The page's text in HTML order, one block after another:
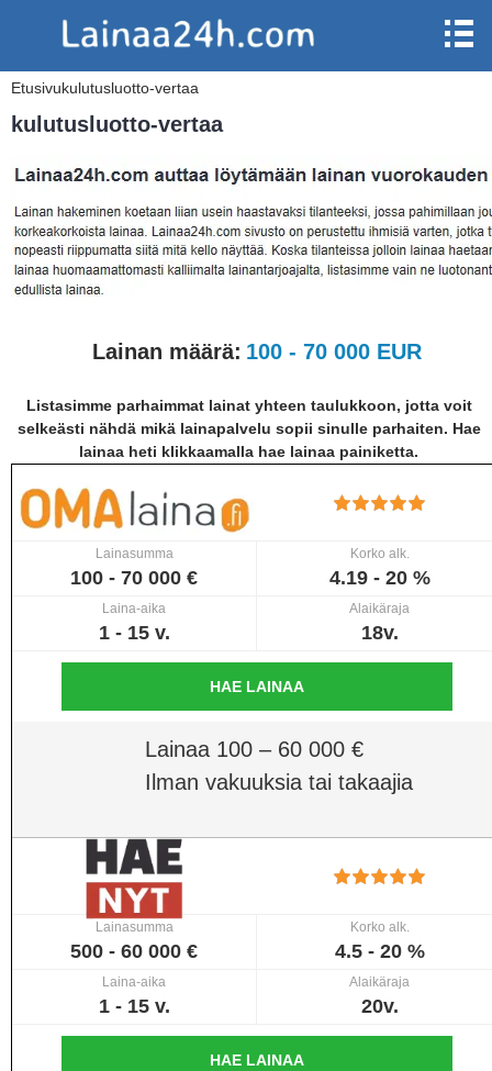
Etusivukulutusluotto-vertaa
kulutusluotto-vertaa
Lainan määrä: 100 - 70 000 EUR
Listasimme parhaimmat lainat yhteen taulukkoon, jotta voit
selkeästi nähdä mikä lainapalvelu sopii sinulle parhaiten. Hae
lainaa heti klikkaamalla hae lainaa painiketta.
Lainasumma
100 - 70 000 €
Korko alk.
4.19 - 20 %
Laina-aika
1 - 15 v.
Alaikäraja
18v.
HAE LAINAA
Lainaa 100 – 60 000 €
Ilman vakuuksia tai takaajia
Lainasumma
500 - 60 000 €
Korko alk.
4.5 - 20 %
Laina-aika
1 - 15 v.
Alaikäraja
20v.
HAE LAINAA